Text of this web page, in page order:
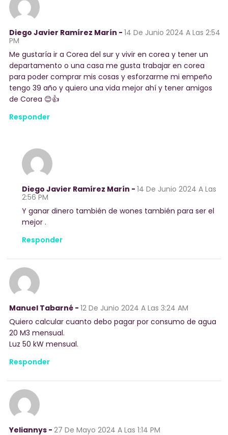
Diego Javier Ramírez Marín - 14 De Junio 2024 A Las 2:54
PM
Me gustaría ir a Corea del sur y vivir en corea y tener un
departamento o una casa me gusta trabajar en corea
para poder comprar mis cosas y esforzarme mi empeño
tengo 39 año y quiero una vida mejor ahí y tener amigos
de Corea 😊👍
Responder
Diego Javier Ramírez Marín - 14 De Junio 2024 A Las
2:56 PM
Y ganar dinero también de wones también para ser el
mejor .
Responder
Manuel Tabarné - 12 De Junio 2024 A Las 3:24 AM
Quiero calcular cuanto debo pagar por consumo de agua
20 M3 mensual.
Luz 50 kW mensual.
Responder
Yeliannys - 27 De Mayo 2024 A Las 1:14 PM